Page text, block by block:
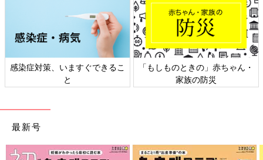
●麻酔の持続時間
麻酔の持続時間は、無痛分娩でも帝王切開でも分娩後2時間ほど
で切れるようにするのが一般的です。ただし帝王切開の場合は、
手術後の痛みを和らげるために、術後も硬膜外鎮痛や内服薬の服
用などを行うことになります。
ただ、分娩後、子宮が元の大きさに戻ろうとして収縮する痛み
ため、後陣痛の痛みは感じます。後陣痛の痛みは分娩ほど痛くな
感染症対策、いますぐできるこ
と
「もしものときの」赤ちゃん・
家族の防災
最新号